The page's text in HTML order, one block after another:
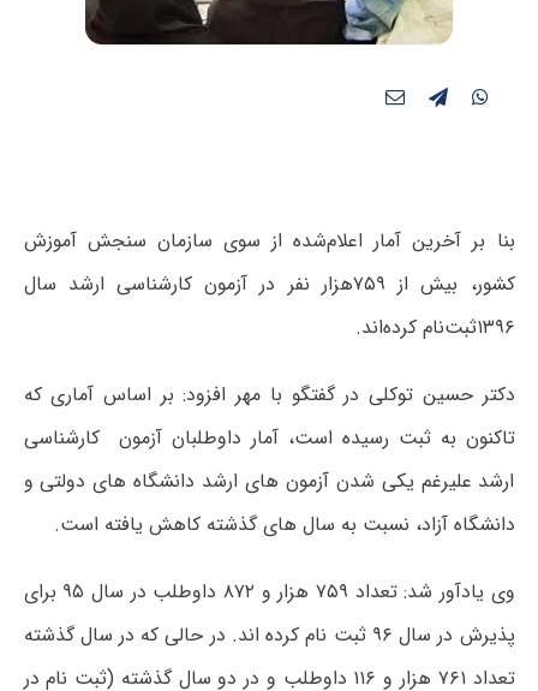
بنا بر آخرین آمار اعلام‌شده از سوی سازمان سنجش آموزش
کشور، بیش از ۷۵۹هزار نفر در آزمون کارشناسی ارشد سال
۱۳۹۶ثبت‌نام کرده‌اند.
دکتر حسین توکلی در گفتگو با مهر افزود: بر اساس آماری که
تاکنون به ثبت رسیده است، آمار داوطلبان آزمون کارشناسی
ارشد علیرغم یکی شدن آزمون های ارشد دانشگاه های دولتی و
دانشگاه آزاد، نسبت به سال های گذشته کاهش یافته است.
وی یادآور شد: تعداد ۷۵۹ هزار و ۸۷۲ داوطلب در سال ۹۵ برای
پذیرش در سال ۹۶ ثبت نام کرده اند. در حالی که در سال گذشته
تعداد ۷۶۱ هزار و ۱۱۶ داوطلب و در دو سال گذشته (ثبت نام در